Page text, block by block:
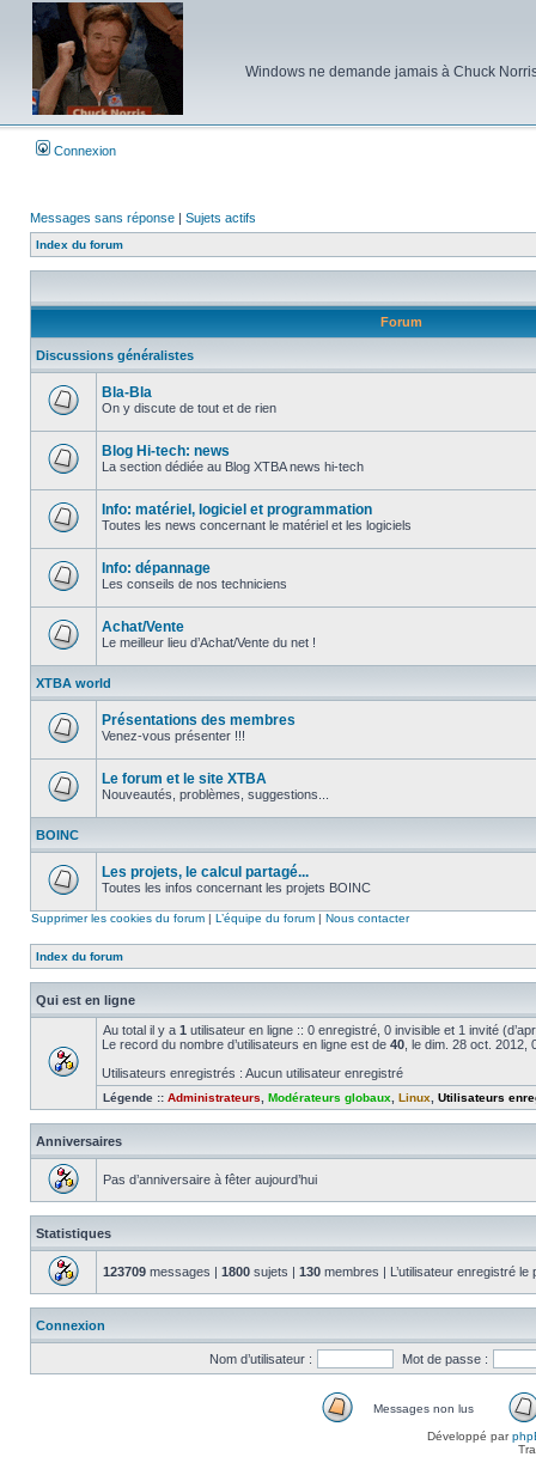
Windows ne demande jamais à Chuck
Connexion
Messages sans réponse | Sujets actifs
Index du forum
Forum
Discussions généralistes
message
non
Bla-Bla
On y discute de tout et de rien
message
non
Blog Hi-tech: news
La section dédiée au Blog XTBA news hi-tech
message
non
Info: matériel, logiciel et programmation
Toutes les news concernant le matériel et les logiciels
message
non
Info: dépannage
Les conseils de nos techniciens
message
non
lu
Achat/Vente
Le meilleur lieu d’Achat/Vente du net !
XTBA world
message
non
Présentations des membres
Venez-vous présenter !!!
message
lu
Le forum et le site XTBA
Nouveautés, problèmes, suggestions...
BOINC
message
Les projets, le calcul partagé...
Toutes les infos concernant les projets BOINC
Supprimer les cookies du forum | L’équipe du forum | Nous contacter
Index du forum
Qui est en ligne
Au total il y a 1 utilisateur en ligne :: 0 enregistré, 0 invisible et 1 invité
Le record du nombre d’utilisateurs en ligne est de 40 , le dim. 28 oct. 2012,
Utilisateurs enregistrés : Aucun utilisateur enregistré
Légende :: Administrateurs Modérateurs globaux Linux Utilisateurs
Anniversaires
Pas d’anniversaire à fêter aujourd’hui
Statistiques
123709 messages | 1800 sujets | 130 membres | L’utilisateur enregistré
Connexion
Nom d’utilisateur : Mot de passe :
Messages non lus
Développé par